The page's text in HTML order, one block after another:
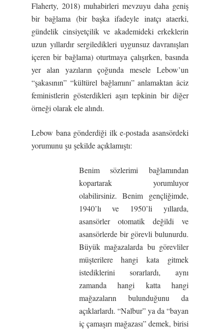
Flaherty, 2018) muhabirleri mevzuyu daha geniş
bir bağlama (bir başka ifadeyle inatçı ataerki,
gündelik cinsiyetçilik ve akademideki erkeklerin
uzun yıllardır sergiledikleri uygunsuz davranışları
içeren bir bağlama) oturtmaya çalışırken, basında
yer alan yazıların çoğunda mesele Lebow’un
“şakasının” “kültürel bağlamını” anlamaktan âciz
feministlerin gösterdikleri aşırı tepkinin bir diğer
örneği olarak ele alındı.
Lebow bana gönderdiği ilk e-postada asansördeki
yorumunu şu şekilde açıklamıştı:
Benim sözlerimi bağlamından
kopartarak yorumluyor
olabilirsiniz. Benim gençliğimde,
1940’lı ve 1950’li yıllarda,
asansörler otomatik değildi ve
asansörlerde bir görevli bulunurdu.
Büyük mağazalarda bu görevliler
müşterilere hangi kata gitmek
istediklerini sorarlardı, aynı
zamanda hangi katta hangi
mağazaların bulunduğunu da
açıklarlardı. “Nalbur” ya da “bayan
iç çamaşırı mağazası” demek, birisi